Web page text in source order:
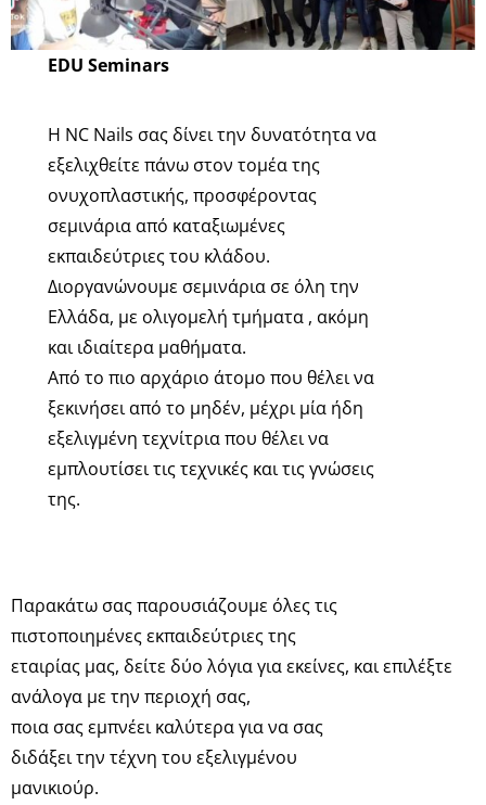
EDU Seminars
H NC Nails σας δίνει την δυνατότητα να
εξελιχθείτε πάνω στον τομέα της
ονυχοπλαστικής, προσφέροντας
σεμινάρια από καταξιωμένες
εκπαιδεύτριες του κλάδου.
Διοργανώνουμε σεμινάρια σε όλη την
Ελλάδα, με ολιγομελή τμήματα , ακόμη
και ιδιαίτερα μαθήματα.
Από το πιο αρχάριο άτομο που θέλει να
ξεκινήσει από το μηδέν, μέχρι μία ήδη
εξελιγμένη τεχνίτρια που θέλει να
εμπλουτίσει τις τεχνικές και τις γνώσεις
της.
Παρακάτω σας παρουσιάζουμε όλες τις
πιστοποιημένες εκπαιδεύτριες της
εταιρίας μας, δείτε δύο λόγια για εκείνες, και επιλέξτε
ανάλογα με την περιοχή σας,
ποια σας εμπνέει καλύτερα για να σας
διδάξει την τέχνη του εξελιγμένου
μανικιούρ.